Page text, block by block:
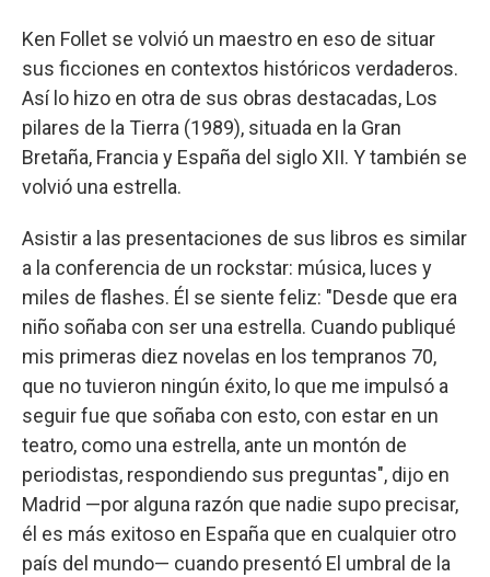
Ken Follet se volvió un maestro en eso de situar
sus ficciones en contextos históricos verdaderos.
Así lo hizo en otra de sus obras destacadas, Los
pilares de la Tierra (1989), situada en la Gran
Bretaña, Francia y España del siglo XII. Y también se
volvió una estrella.
Asistir a las presentaciones de sus libros es similar
a la conferencia de un rockstar: música, luces y
miles de flashes. Él se siente feliz: "Desde que era
niño soñaba con ser una estrella. Cuando publiqué
mis primeras diez novelas en los tempranos 70,
que no tuvieron ningún éxito, lo que me impulsó a
seguir fue que soñaba con esto, con estar en un
teatro, como una estrella, ante un montón de
periodistas, respondiendo sus preguntas", dijo en
Madrid —por alguna razón que nadie supo precisar,
él es más exitoso en España que en cualquier otro
país del mundo— cuando presentó El umbral de la